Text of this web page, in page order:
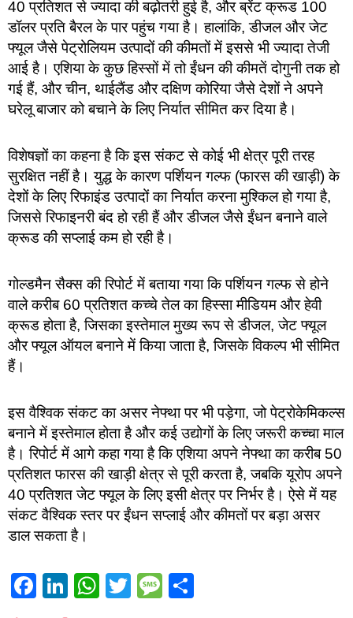
40 प्रतिशत से ज्यादा की बढ़ोतरी हुई है, और ब्रेंट क्रूड 100
डॉलर प्रति बैरल के पार पहुंच गया है। हालांकि, डीजल और जेट
फ्यूल जैसे पेट्रोलियम उत्पादों की कीमतों में इससे भी ज्यादा तेजी
आई है। एशिया के कुछ हिस्सों में तो ईंधन की कीमतें दोगुनी तक हो
गई हैं, और चीन, थाईलैंड और दक्षिण कोरिया जैसे देशों ने अपने
घरेलू बाजार को बचाने के लिए निर्यात सीमित कर दिया है।
विशेषज्ञों का कहना है कि इस संकट से कोई भी क्षेत्र पूरी तरह
सुरक्षित नहीं है। युद्ध के कारण पर्शियन गल्फ (फारस की खाड़ी) के
देशों के लिए रिफाइंड उत्पादों का निर्यात करना मुश्किल हो गया है,
जिससे रिफाइनरी बंद हो रही हैं और डीजल जैसे ईंधन बनाने वाले
क्रूड की सप्लाई कम हो रही है।
गोल्डमैन सैक्स की रिपोर्ट में बताया गया कि पर्शियन गल्फ से होने
वाले करीब 60 प्रतिशत कच्चे तेल का हिस्सा मीडियम और हेवी
क्रूड होता है, जिसका इस्तेमाल मुख्य रूप से डीजल, जेट फ्यूल
और फ्यूल ऑयल बनाने में किया जाता है, जिसके विकल्प भी सीमित
हैं।
इस वैश्विक संकट का असर नेफ्था पर भी पड़ेगा, जो पेट्रोकेमिकल्स
बनाने में इस्तेमाल होता है और कई उद्योगों के लिए जरूरी कच्चा माल
है। रिपोर्ट में आगे कहा गया है कि एशिया अपने नेफ्था का करीब 50
प्रतिशत फारस की खाड़ी क्षेत्र से पूरी करता है, जबकि यूरोप अपने
40 प्रतिशत जेट फ्यूल के लिए इसी क्षेत्र पर निर्भर है। ऐसे में यह
संकट वैश्विक स्तर पर ईंधन सप्लाई और कीमतों पर बड़ा असर
डाल सकता है।
Facebook
LinkedIn
WhatsApp
TwitterMessage